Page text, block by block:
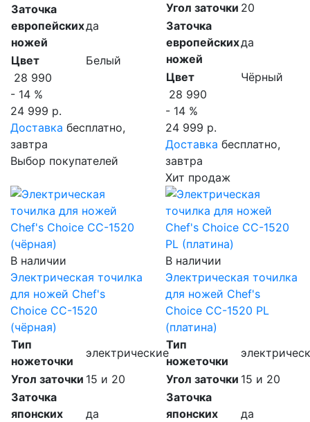
Заточка
европейских
ножей
да
Цвет
Белый
28 990
- 14 %
24 999 р.
Доставка бесплатно,
завтра
Выбор покупателей
Угол заточки 20
Заточка
европейских
ножей
да
Цвет
Чёрный
28 990
- 14 %
24 999 р.
Доставка бесплатно,
завтра
Хит продаж
В наличии
Электрическая точилка
для ножей Chef's
Choice CC-1520
(чёрная)
Тип
ножеточки
электрические
Угол заточки 15 и 20
Заточка
японских
да
В наличии
Электрическая точилка
для ножей Chef's
Choice CC-1520 PL
(платина)
Тип
ножеточки
Угол заточки 15 и 20
Заточка
японских
да